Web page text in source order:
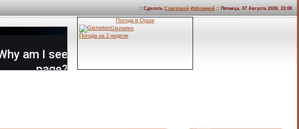
:: Сделать Стартовой Избранной :: Пятница, 07 Августа 2026, 23:08
Погода в Орше
Gismeteo
Погода на 2 недели